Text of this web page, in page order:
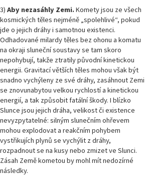
3) Aby nezasáhly Zemi.Komety jsou ze všech
kosmických těles nejméně „spolehlivé“, pokud
jde o jejich dráhy i samotnou existenci.
Odhadované milardy těles bez ohonu a komatu
na okraji sluneční soustavy se tam skoro
nepohybují, takže ztratily původní kinetickou
energii. Gravitací větších těles mohou však být
snadno vychýleny ze své dráhy, zasáhnout Zemi
se znovunabytou velkou rychlostí a kinetickou
energií, a tak způsobit fatální škody. I blízko
Slunce jsou jejich dráha, velikost či existence
nevyzpytatelné: silným slunečním ohřevem
mohou explodovat a reakčním pohybem
vystřikujích plynů se vychýlit z dráhy,
rozpadnout se na kusy nebo zmizet ve Slunci.
Zásah Země kometou by mohl mít nedozírné
následky.